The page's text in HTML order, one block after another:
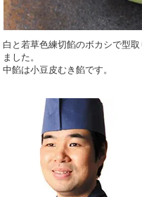
白と若草色練切餡のボカシで型
ました。
中餡は小豆皮むき餡です。